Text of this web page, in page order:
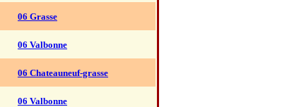
06 Grasse
06 Valbonne
06 Chateauneuf-grasse
06 Valbonne